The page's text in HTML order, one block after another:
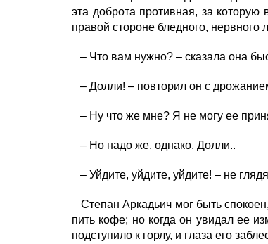
эта доброта противная, за
правой стороне бледного, нервного
– Что вам нужно? – сказала она
– Долли! – повторил он с
– Ну что же мне? Я не могу ее
– Но надо же, однако, Долли..
– Уйдите, уйдите, уйдите! – не
Степан Аркадьич мог быть
пить кофе; но когда он увидал ее
подступило к горлу, и глаза его